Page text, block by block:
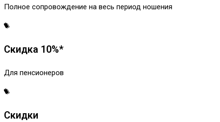
Полное сопровождение на весь период ношения
Скидка 10%*
Для пенсионеров
Скидки